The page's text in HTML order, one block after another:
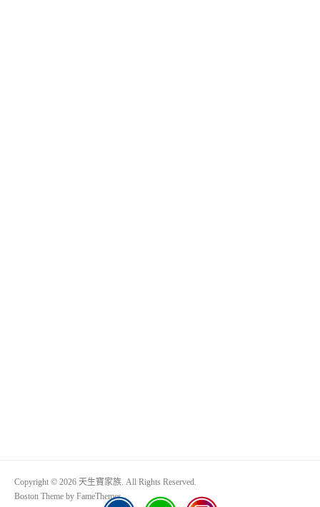
Copyright © 2026 天生寶家族. All Rights Reserved.
Boston Theme by FameThemes